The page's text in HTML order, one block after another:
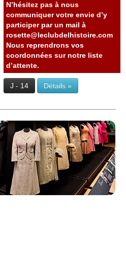
N’hésitez pas à nous
communiquer votre envie d’y
participer par un mail à
rosette@leclubdelhistoire.com
Nous reprendrons vos
coordonnées sur notre liste
d’attente.
J - 14 Détails »